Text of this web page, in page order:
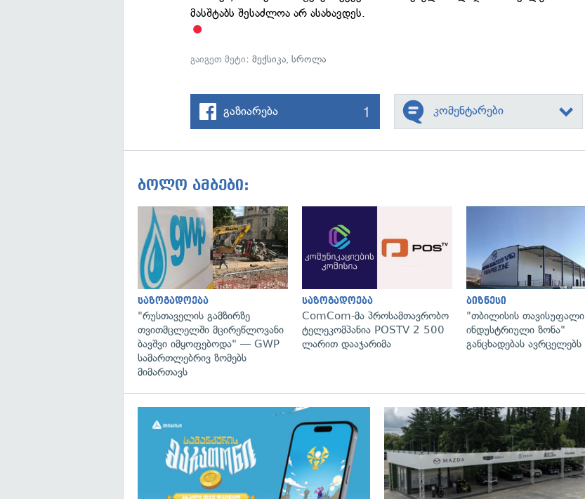
მასშტაბს შესაძლოა არ ასახავდეს.
გაიგეთ მეტი:მექსიკა,სროლა
გაზიარება 1 კომენტარები
ბოლო ამბები:
საზოგადოება
"რუსთაველის გამზირზე
თვითმცლელში მცირეწლოვანი
ბავშვი იმყოფებოდა" — GWP
სამართლებრივ ზომებს
მიმართავს
საზოგადოება
ComCom-მა პროსამთავრობო
ტელეკომპანია POSTV 2 500
ლარით დააჯარიმა
ბიზნესი
"თბილისის თავისუფალი
ინდუსტრიული ზონა"
განცხადებას ავრცელებს